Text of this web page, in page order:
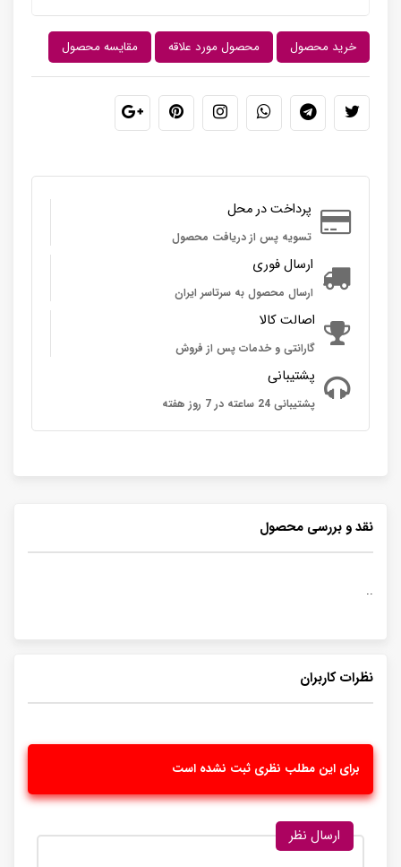
خرید محصول محصول مورد علاقه مقایسه محصول
پرداخت در محل
تسویه پس از دریافت محصول
ارسال فوری
ارسال محصول به سرتاسر ایران
اصالت کالا
گارانتی و خدمات پس از فروش
پشتیبانی
پشتیبانی 24 ساعته در 7 روز هفته
نقد و بررسی محصول
..
نظرات کاربران
برای این مطلب نظری ثبت نشده است
ارسال نظر